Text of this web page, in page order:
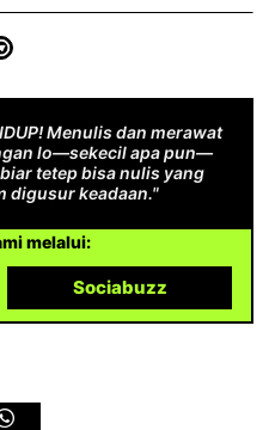
Menulis dan merawat
lo—sekecil apa pun—
tetep bisa nulis yang
digusur keadaan."
melalui:
Sociabuzz